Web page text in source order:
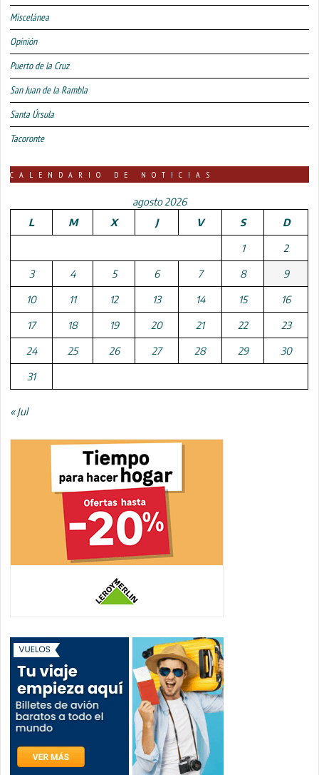
Miscelánea
Opinión
Puerto de la Cruz
San Juan de la Rambla
Santa Úrsula
Tacoronte
CALENDARIO DE NOTICIAS
agosto 2026
L
M X J V S D
1 2
3 4 5 6 7 8 9
10 11 12 13 14 15 16
17 18 19 20 21 22 23
24 25 26 27 28 29 30
31
« Jul